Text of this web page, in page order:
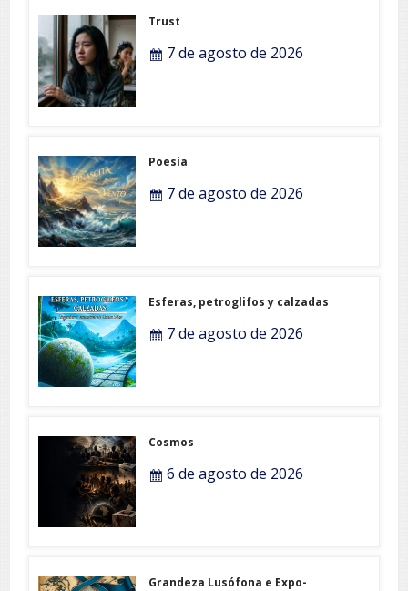
Trust
7 de agosto de 2026
Poesia
7 de agosto de 2026
Esferas, petroglifos y calzadas
7 de agosto de 2026
Cosmos
6 de agosto de 2026
Grandeza Lusófona e Expo-